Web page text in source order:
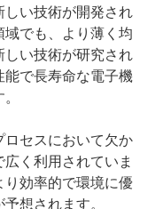
しい技術が開発され
でも、より薄く均
い技術が研究され
で長寿命な電子機
ロセスにおいて欠か
く利用されていま
効率的で環境に優
想されます。